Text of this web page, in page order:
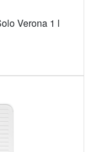
Verona 1 l